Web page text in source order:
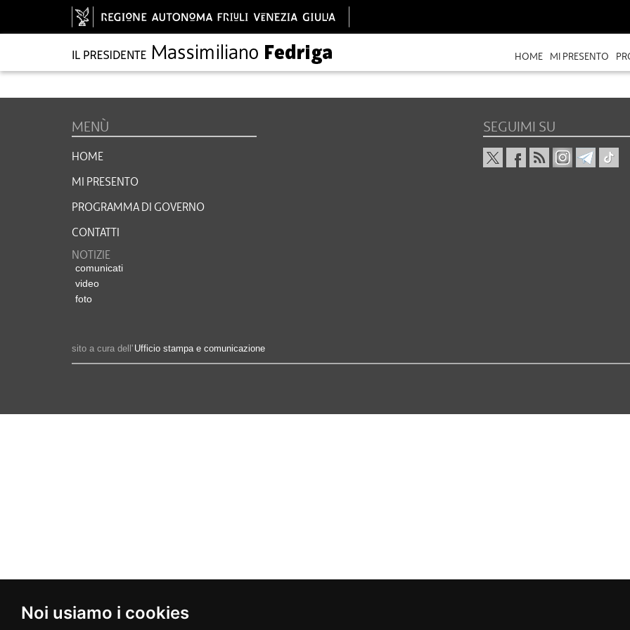
Noi usiamo i cookies
HOME MI PRESENTO
MENÙ
HOME
MI PRESENTO
PROGRAMMA DI GOVERNO
CONTATTI
NOTIZIE
comunicati
video
foto
SEGUIMI SU
sito a cura dell' Ufficio stampa e comunicazione